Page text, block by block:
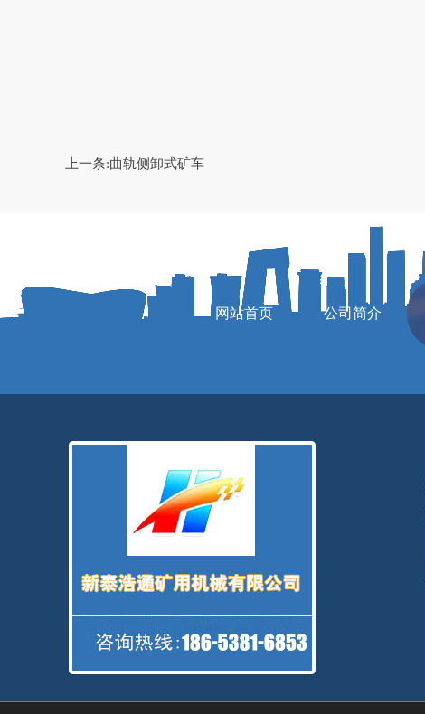
上一条:曲轨侧卸式矿车
网站首页 公司简介